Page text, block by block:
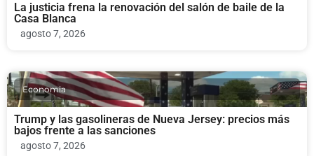
La justicia frena la renovación del salón de baile de la
Casa Blanca
agosto 7, 2026
Economia
Trump y las gasolineras de Nueva Jersey: precios más
bajos frente a las sanciones
agosto 7, 2026